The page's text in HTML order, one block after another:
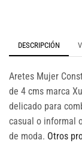
DESCRIPCIÓN
Aretes Mujer
de 4 cms marca
delicado para
casual o informal
de moda. Otros